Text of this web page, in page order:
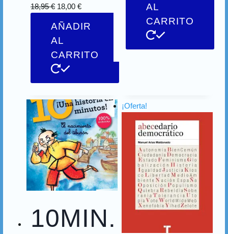
18,95€ 18,00€
AÑADIR
AL
CARRITO
AL
CARRITO
10MIN.
¡Oferta!